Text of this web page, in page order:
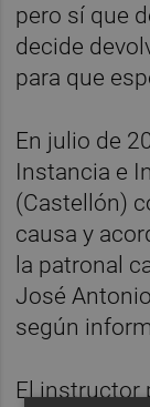
pero sí que
decide
para que
En julio de
Instancia e
(Castellón)
causa y
la patronal
José
según
El instructor